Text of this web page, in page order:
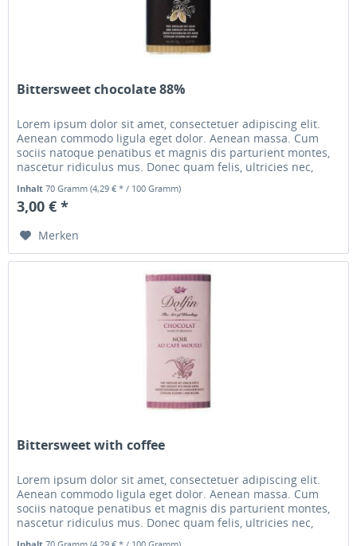
Bittersweet chocolate 88%
Lorem ipsum dolor sit amet, consectetuer adipiscing elit.
Aenean commodo ligula eget dolor. Aenean massa. Cum
sociis natoque penatibus et magnis dis parturient montes,
nascetur ridiculus mus. Donec quam felis, ultricies nec,
pellentesque...
Inhalt70 Gramm(4,29 € * / 100 Gramm)
3,00 € *
Merken
Bittersweet with coffee
Lorem ipsum dolor sit amet, consectetuer adipiscing elit.
Aenean commodo ligula eget dolor. Aenean massa. Cum
sociis natoque penatibus et magnis dis parturient montes,
nascetur ridiculus mus. Donec quam felis, ultricies nec,